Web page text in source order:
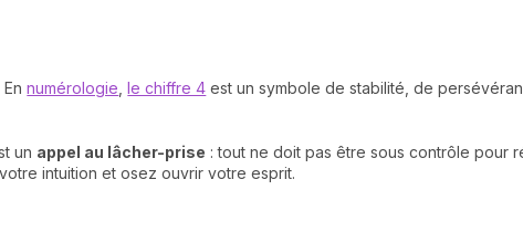
Ennumérologie ,le chiffre 4 est un symbole de stabilité, de
un appel au lâcher-prise : tout ne doit pas être sous contrôle pour
intuition et osez ouvrir votre esprit.